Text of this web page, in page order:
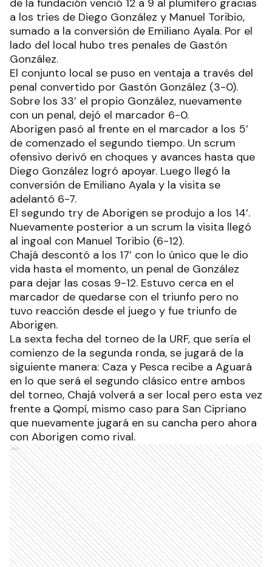
de la fundación venció 12 a 9 al plumífero gracias
a los tries de Diego González y Manuel Toribio,
sumado a la conversión de Emiliano Ayala. Por el
lado del local hubo tres penales de Gastón
González.
El conjunto local se puso en ventaja a través del
penal convertido por Gastón González (3-0).
Sobre los 33’ el propio González, nuevamente
con un penal, dejó el marcador 6-0.
Aborigen pasó al frente en el marcador a los 5’
de comenzado el segundo tiempo. Un scrum
ofensivo derivó en choques y avances hasta que
Diego González logró apoyar. Luego llegó la
conversión de Emiliano Ayala y la visita se
adelantó 6-7.
El segundo try de Aborigen se produjo a los 14’.
Nuevamente posterior a un scrum la visita llegó
al ingoal con Manuel Toribio (6-12).
Chajá descontó a los 17’ con lo único que le dio
vida hasta el momento, un penal de González
para dejar las cosas 9-12. Estuvo cerca en el
marcador de quedarse con el triunfo pero no
tuvo reacción desde el juego y fue triunfo de
Aborigen.
La sexta fecha del torneo de la URF, que sería el
comienzo de la segunda ronda, se jugará de la
siguiente manera: Caza y Pesca recibe a Aguará
en lo que será el segundo clásico entre ambos
del torneo, Chajá volverá a ser local pero esta vez
frente a Qompí, mismo caso para San Cipriano
que nuevamente jugará en su cancha pero ahora
con Aborigen como rival.
Ads